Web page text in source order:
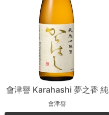
會津譽 Karahashi 夢之香 純
米吟釀
會津譽